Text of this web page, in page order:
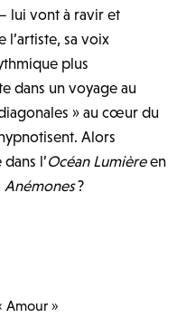
lui vont à ravir et
l’artiste, sa voix
plus
dans un voyage au
» au cœur du
Alors
l’Océan Lumièreen
Anémones?
Amour »